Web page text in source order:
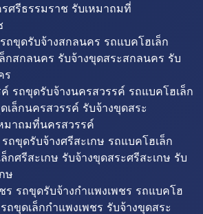
ศรีธรรมราช รับเหมาถมที่
ถขุดรับจ้างสกลนคร รถแบคโฮเล็ก
กสกลนคร รับจ้างขุดสระสกลนคร รับ
ร
รถขุดรับจ้างนครสวรรค์ รถแบคโฮเล็ก
เล็กนครสวรรค์ รับจ้างขุดสระ
มาถมที่นครสวรรค์
ถขุดรับจ้างศรีสะเกษ รถแบคโฮเล็ก
กศรีสะเกษ รับจ้างขุดสระศรีสะเกษ รับ
ษ
ร รถขุดรับจ้างกำแพงเพชร รถแบคโฮ
ถขุดเล็กกำแพงเพชร รับจ้างขุดสระ